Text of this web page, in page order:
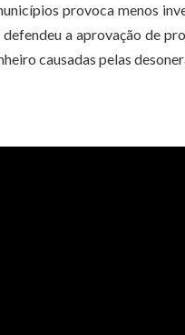
provoca menos
a aprovação de
causadas pelas